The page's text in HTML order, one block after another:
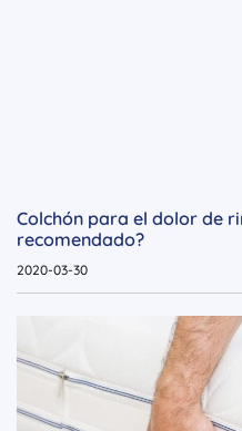
Colchón para el dolor de
recomendado?
2020-03-30